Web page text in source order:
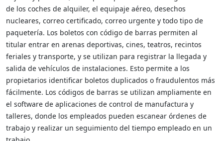
de los coches de alquiler, el equipaje aéreo, desechos
nucleares, correo certificado, correo urgente y todo tipo de
paquetería. Los boletos con código de barras permiten al
titular entrar en arenas deportivas, cines, teatros, recintos
feriales y transporte, y se utilizan para registrar la llegada y
salida de vehículos de instalaciones. Esto permite a los
propietarios identificar boletos duplicados o fraudulentos más
fácilmente. Los códigos de barras se utilizan ampliamente en
el software de aplicaciones de control de manufactura y
talleres, donde los empleados pueden escanear órdenes de
trabajo y realizar un seguimiento del tiempo empleado en un